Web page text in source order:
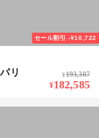
セール割引 -¥10,722
リ ¥193,307
¥182,585